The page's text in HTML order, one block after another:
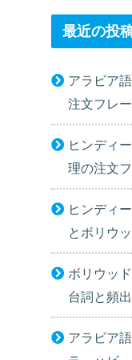
最近の投
アラビア
注文フレ
ヒンディ
理の注文
ヒンディ
とボリウ
ボリウッ
台詞と頻
アラビア